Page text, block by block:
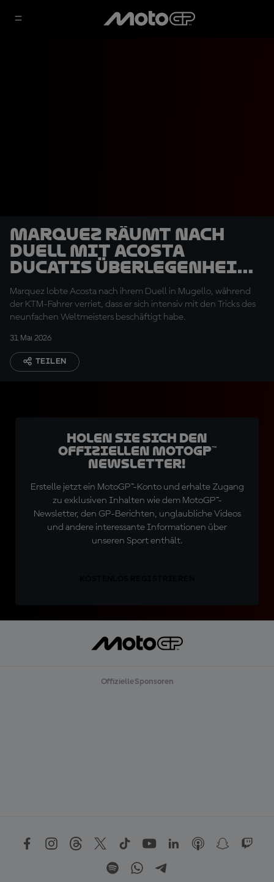
Marquez räumt nach
Duell mit Acosta
Ducatis Überlegenheit
ein
Marquez lobte Acosta nach ihrem Duell in Mugello, während
der KTM-Fahrer verriet, dass er sich intensiv mit den Tricks des
neunfachen Weltmeisters beschäftigt habe.
31 Mai 2026
TEILEN
Holen Sie sich den
offiziellen MotoGP™
Newsletter!
Erstelle jetzt ein MotoGP™-Konto und erhalte Zugang
zu exklusiven Inhalten wie dem MotoGP™-
Newsletter, den GP-Berichten, unglaubliche Videos
und andere interessante Informationen über
unseren Sport enthält.
Offizielle Sponsoren